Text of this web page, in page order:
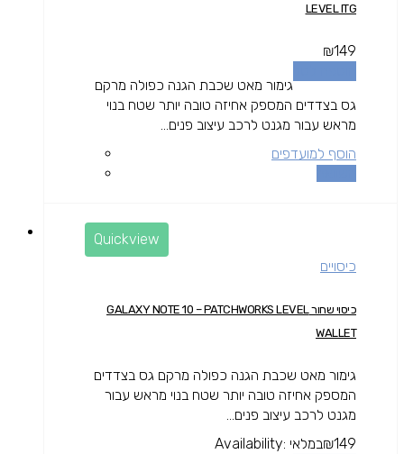
LEVEL ITG
₪149
גימור מאט שכבת הגנה כפולה מרקם
גס בצדדים המספק אחיזה טובה יותר שטח בנוי
מראש עבור מגנט לרכב עיצוב פנים...
הוסף למועדפים
Quickview
כיסויים
כיסוי שחור GALAXY NOTE 10 – PATCHWORKS LEVEL
WALLET
גימור מאט שכבת הגנה כפולה מרקם גס בצדדים
המספק אחיזה טובה יותר שטח בנוי מראש עבור
מגנט לרכב עיצוב פנים...
₪149
Availability: במלאי